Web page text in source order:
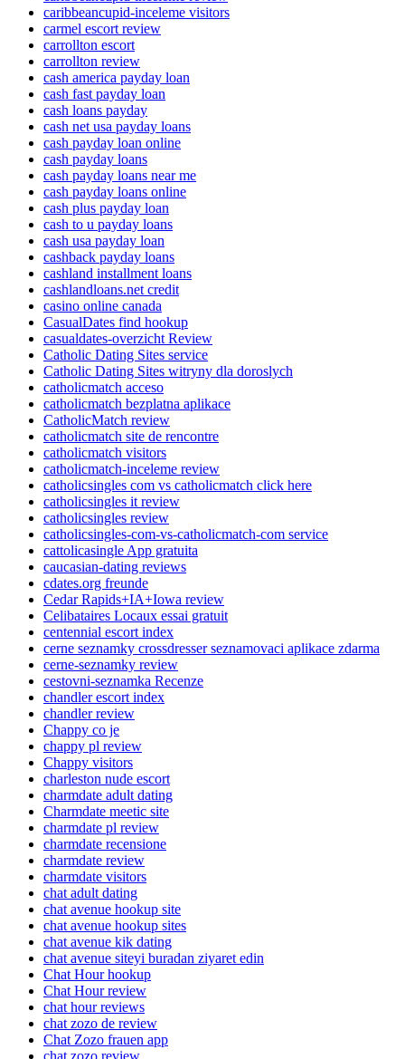
caribbeancupid-inceleme visitors
carmel escort review
carrollton escort
carrollton review
cash america payday loan
cash fast payday loan
cash loans payday
cash net usa payday loans
cash payday loan online
cash payday loans
cash payday loans near me
cash payday loans online
cash plus payday loan
cash to u payday loans
cash usa payday loan
cashback payday loans
cashland installment loans
cashlandloans.net credit
casino online canada
CasualDates find hookup
casualdates-overzicht Review
Catholic Dating Sites service
Catholic Dating Sites witryny dla doroslych
catholicmatch acceso
catholicmatch bezplatna aplikace
CatholicMatch review
catholicmatch site de rencontre
catholicmatch visitors
catholicmatch-inceleme review
catholicsingles com vs catholicmatch click here
catholicsingles it review
catholicsingles review
catholicsingles-com-vs-catholicmatch-com service
cattolicasingle App gratuita
caucasian-dating reviews
cdates.org freunde
Cedar Rapids+IA+Iowa review
Celibataires Locaux essai gratuit
centennial escort index
cerne seznamky crossdresser seznamovaci aplikace zdarma
cerne-seznamky review
cestovni-seznamka Recenze
chandler escort index
chandler review
Chappy co je
chappy pl review
Chappy visitors
charleston nude escort
charmdate adult dating
Charmdate meetic site
charmdate pl review
charmdate recensione
charmdate review
charmdate visitors
chat adult dating
chat avenue hookup site
chat avenue hookup sites
chat avenue kik dating
chat avenue siteyi buradan ziyaret edin
Chat Hour hookup
Chat Hour review
chat hour reviews
chat zozo de review
Chat Zozo frauen app
chat zozo review